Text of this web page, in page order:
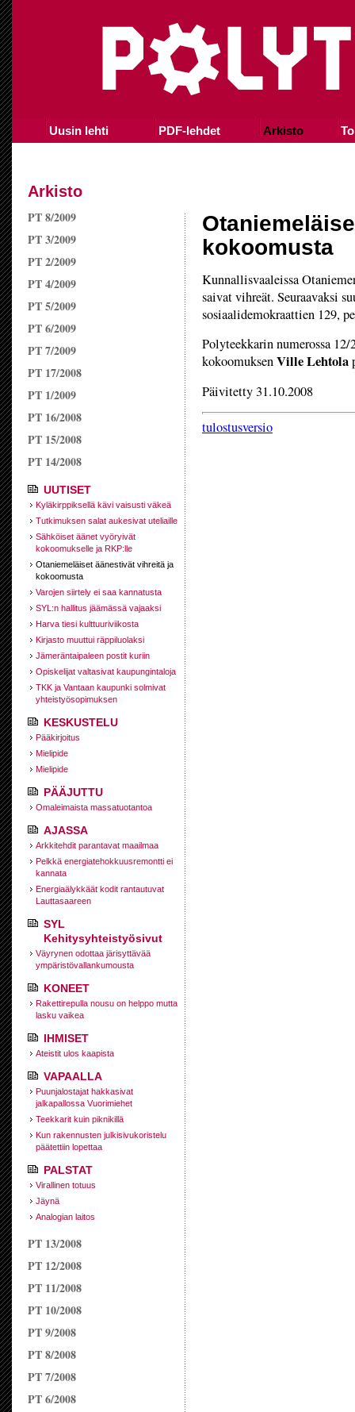
Uusin lehti PDF-lehdet Arkisto
Arkisto
PT 8/2009
PT 3/2009
PT 2/2009
PT 4/2009
PT 5/2009
PT 6/2009
PT 7/2009
PT 17/2008
PT 1/2009
PT 16/2008
PT 15/2008
PT 14/2008
UUTISET
Kyläkirppiksellä kävi vaisusti väkeä
Tutkimuksen salat aukesivat uteliaille
Sähköiset äänet vyöryivät
kokoomukselle ja RKP:lle
Otaniemeläiset äänestivät vihreitä ja
kokoomusta
Varojen siirtely ei saa kannatusta
SYL:n hallitus jäämässä vajaaksi
Harva tiesi kulttuuriviikosta
Kirjasto muuttui räppiluolaksi
Jämeräntaipaleen postit kuriin
Opiskelijat valtasivat kaupungintaloja
TKK ja Vantaan kaupunki solmivat
yhteistyösopimuksen
KESKUSTELU
Pääkirjoitus
Mielipide
Mielipide
PÄÄJUTTU
Omaleimaista massatuotantoa
AJASSA
Arkkitehdit parantavat maailmaa
Pelkkä energiatehokkuusremontti ei
kannata
Energiaälykkäät kodit rantautuvat
Lauttasaareen
SYL
Kehitysyhteistyösivut
Väyrynen odottaa järisyttävää
ympäristövallankumousta
KONEET
Rakettirepulla nousu on helppo mutta
lasku vaikea
IHMISET
Ateistit ulos kaapista
VAPAALLA
Puunjalostajat hakkasivat
jalkapallossa Vuorimiehet
Teekkarit kuin piknikillä
Kun rakennusten julkisivukoristelu
päätettiin lopettaa
PALSTAT
Virallinen totuus
Jäynä
Analogian laitos
PT 13/2008
PT 12/2008
PT 11/2008
PT 10/2008
PT 9/2008
PT 8/2008
PT 7/2008
PT 6/2008
kokoomusta
Kunnallisvaaleissa
saivat vihreät. Seuraavaksi
sosiaalidemokraattien 129,
Polyteekkarin numerossa
kokoomuksenVille Lehtola
Päivitetty 31.10.2008
tulostusversio